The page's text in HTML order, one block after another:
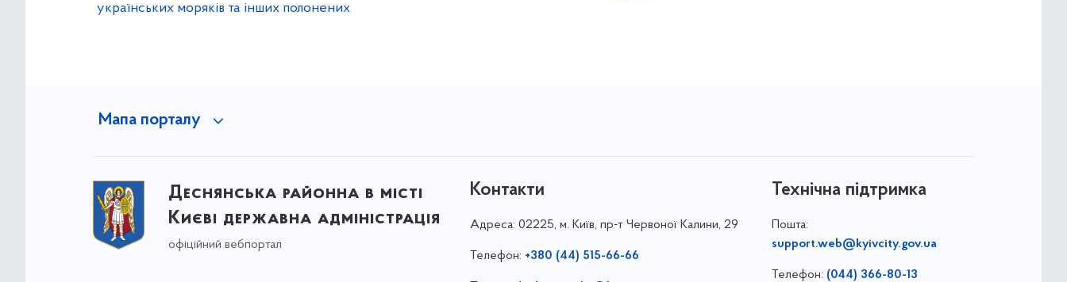
українських моряків та інших полонених
Мапа порталу
Деснянська районна в місті
Києві державна адміністрація
офіційний вебпортал
Контакти
Адреса: 02225, м. Київ, пр-т Червоної Калини, 29
Телефон: +380 (44) 515-66-66
Технічна підтримка
Пошта:
support.web@kyivcity.gov.ua
Телефон: (044) 366-80-13